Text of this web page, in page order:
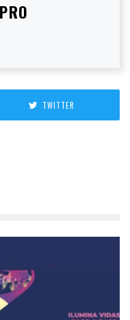
TWITTER